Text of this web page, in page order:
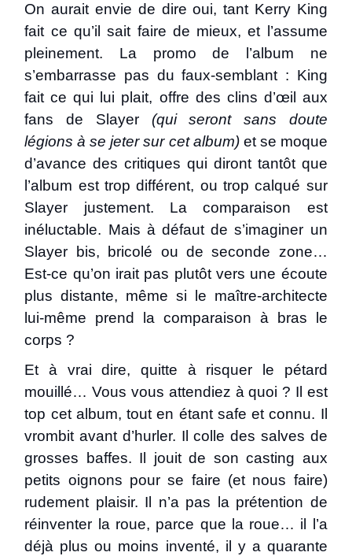
On aurait envie de dire oui, tant Kerry King
fait ce qu’il sait faire de mieux, et l’assume
pleinement. La promo de l’album ne
s’embarrasse pas du faux-semblant : King
fait ce qui lui plait, offre des clins d’œil aux
fans de Slayer (qui seront sans doute
légions à se jeter sur cet album)et se moque
d’avance des critiques qui diront tantôt que
l’album est trop différent, ou trop calqué sur
Slayer justement. La comparaison est
inéluctable. Mais à défaut de s’imaginer un
Slayer bis, bricolé ou de seconde zone…
Est-ce qu’on irait pas plutôt vers une écoute
plus distante, même si le maître-architecte
lui-même prend la comparaison à bras le
corps ?
Et à vrai dire, quitte à risquer le pétard
mouillé… Vous vous attendiez à quoi ? Il est
top cet album, tout en étant safe et connu. Il
vrombit avant d’hurler. Il colle des salves de
grosses baffes. Il jouit de son casting aux
petits oignons pour se faire (et nous faire)
rudement plaisir. Il n’a pas la prétention de
réinventer la roue, parce que la roue… il l’a
déjà plus ou moins inventé, il y a quarante